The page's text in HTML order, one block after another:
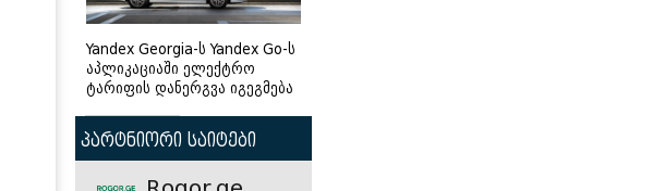
Yandex Georgia-ს Yandex Go-ს
აპლიკაციაში ელექტრო
ტარიფის დანერგვა იგეგმება
პარტნიორი საიტები